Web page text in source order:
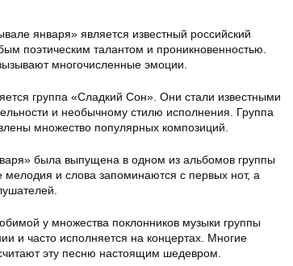
января» является известный российский
поэтическим талантом и проникновенностью.
многочисленные эмоции.
группа «Сладкий Сон». Они стали известными
и необычному стилю исполнения. Группа
множество популярных композиций.
была выпущена в одном из альбомов группы
и слова запоминаются с первых нот, а
у множества поклонников музыки группы
и часто исполняется на концертах. Многие
эту песню настоящим шедевром.